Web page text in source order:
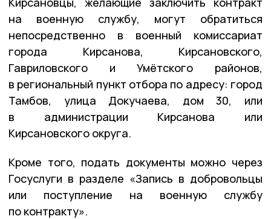
на военную службу, могут обратиться
непосредственно в военный комиссариат
города Кирсанова, Кирсановского,
Гавриловского и Умётского районов,
в региональный пункт отбора по адресу: город
Тамбов, улица Докучаева, дом 30, или
в администрации Кирсанова или
Кирсановского округа.
Кроме того, подать документы можно через
Госуслуги в разделе «Запись в добровольцы
или поступление на военную службу
по контракту».